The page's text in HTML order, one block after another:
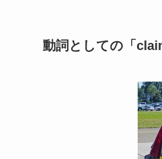
動詞としての「